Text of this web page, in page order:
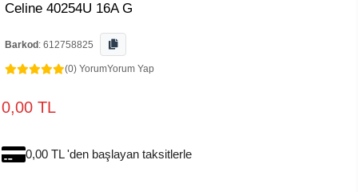
Celine 40254U 16A G
Barkod : 612758825
(0) YorumYorum Yap
0,00 TL
0,00 TL 'den başlayan taksitlerle